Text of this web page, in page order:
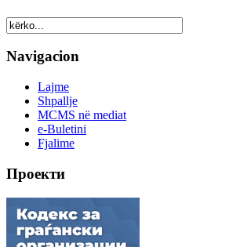
Navigacion
Lajme
Shpallje
MCMS në mediat
e-Buletini
Fjalime
Проекти